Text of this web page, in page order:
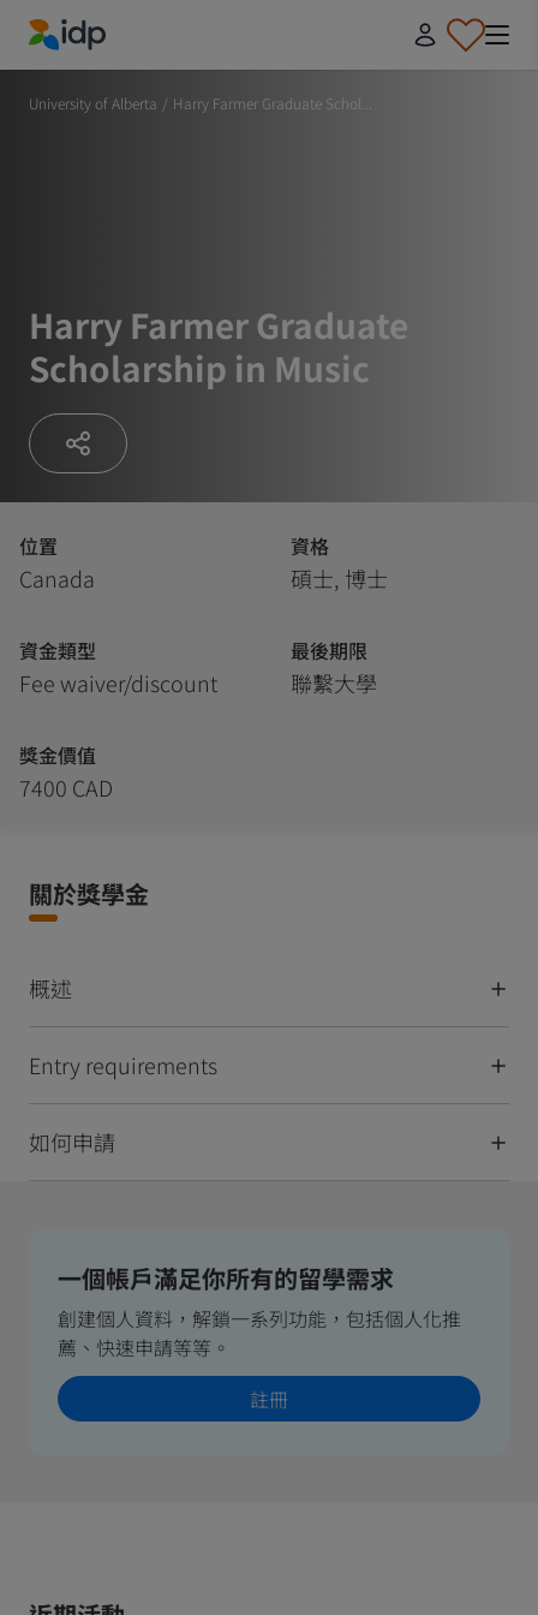
IDP Education
University of Alberta / Harry Farmer Graduate Schol...
Harry Farmer Graduate
Scholarship in Music
位置
Canada
資格
碩士, 博士
資金類型
Fee waiver/discount
最後期限
聯繫大學
獎金價值
7400 CAD
關於獎學金
概述
Entry requirements
如何申請
一個帳戶滿足你所有的留學需求
創建個人資料，解鎖一系列功能，包括個人化推
薦、快速申請等等。
註冊